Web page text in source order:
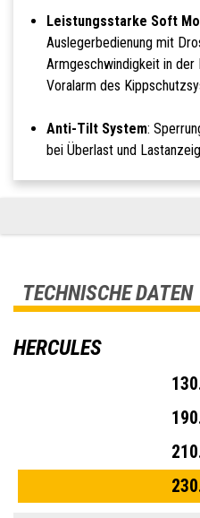
Leistungsstarke Soft
Auslegerbedienung mit
Armgeschwindigkeit in der
Voralarm des
Anti-Tilt System:
bei Überlast und
TECHNISCHE DATEN
HERCULES